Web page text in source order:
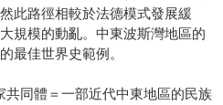
此路徑相較於法德模式發展緩
規模的動亂。中東波斯灣地區的
最佳世界史範例。
同體＝一部近代中東地區的民族